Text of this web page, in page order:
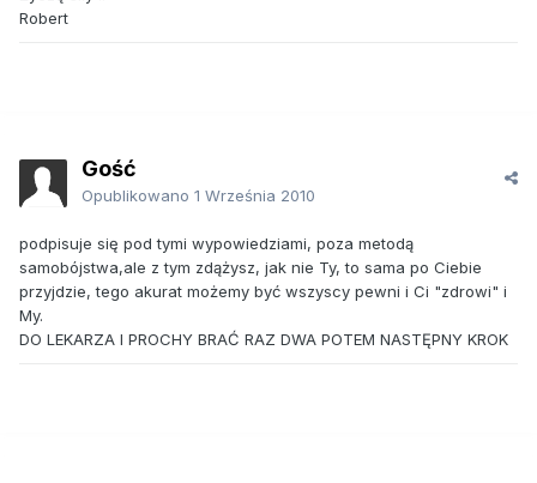
Robert
Gość
Opublikowano 1 Września 2010
podpisuje się pod tymi wypowiedziami, poza metodą
samobójstwa,ale z tym zdążysz, jak nie Ty, to sama po Ciebie
przyjdzie, tego akurat możemy być wszyscy pewni i Ci "zdrowi" i
My.
DO LEKARZA I PROCHY BRAĆ RAZ DWA POTEM NASTĘPNY KROK